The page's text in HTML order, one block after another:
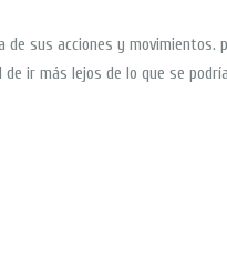
sus acciones y movimientos.
ir más lejos de lo que se